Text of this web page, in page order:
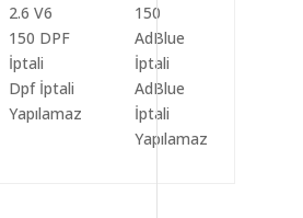
Dpf İptali
Yapılamaz
AdBlue
İptali
Yapılamaz